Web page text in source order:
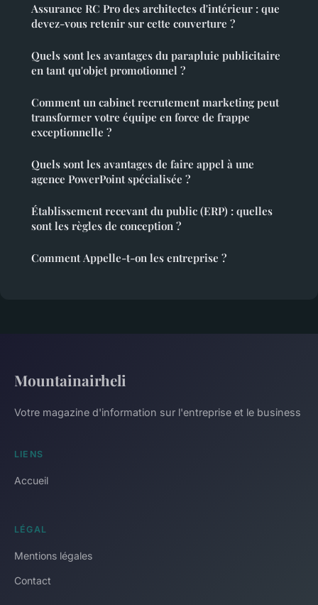
Assurance RC Pro des architectes d'intérieur : que
devez-vous retenir sur cette couverture ?
Quels sont les avantages du parapluie publicitaire
en tant qu'objet promotionnel ?
Comment un cabinet recrutement marketing peut
transformer votre équipe en force de frappe
exceptionnelle ?
Quels sont les avantages de faire appel à une
agence PowerPoint spécialisée ?
Établissement recevant du public (ERP) : quelles
sont les règles de conception ?
Comment Appelle-t-on les entreprise ?
Mountainairheli
Votre magazine d'information sur l'entreprise et le business
LIENS
Accueil
LÉGAL
Mentions légales
Contact